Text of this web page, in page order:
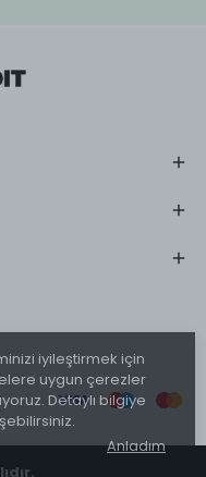
iyileştirmek için
uygun çerezler
Detaylı bilgiye
Anladım